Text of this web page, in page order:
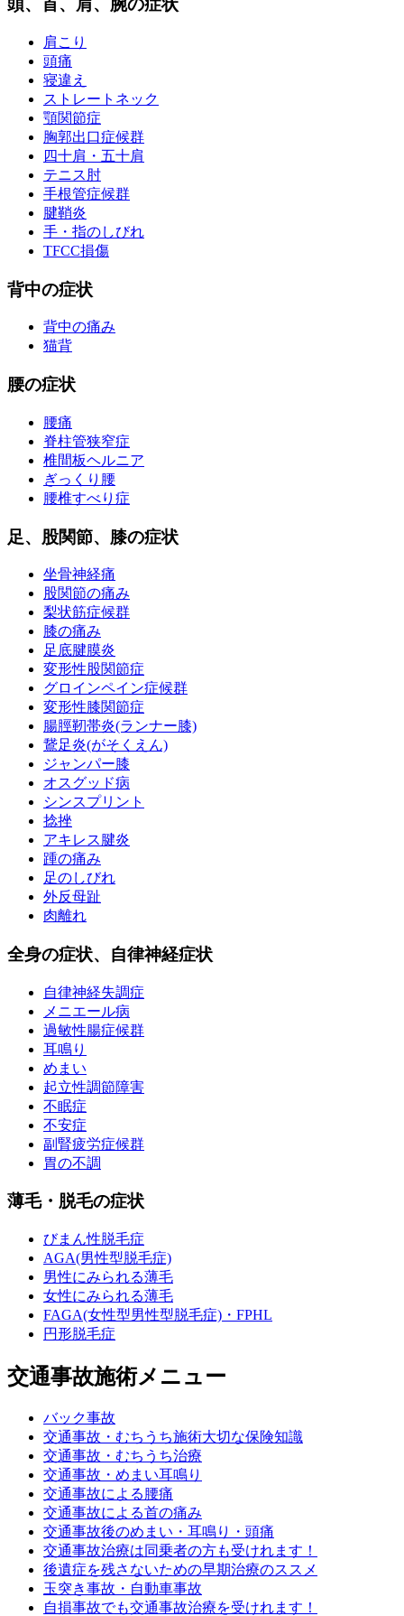
頭、首、肩、腕の症状
肩こり
頭痛
寝違え
ストレートネック
顎関節症
胸郭出口症候群
四十肩・五十肩
テニス肘
手根管症候群
腱鞘炎
手・指のしびれ
TFCC損傷
背中の症状
背中の痛み
猫背
腰の症状
腰痛
脊柱管狭窄症
椎間板ヘルニア
ぎっくり腰
腰椎すべり症
足、股関節、膝の症状
坐骨神経痛
股関節の痛み
梨状筋症候群
膝の痛み
足底腱膜炎
変形性股関節症
グロインペイン症候群
変形性膝関節症
腸脛靭帯炎(ランナー膝)
鵞足炎(がそくえん)
ジャンパー膝
オスグッド病
シンスプリント
捻挫
アキレス腱炎
踵の痛み
足のしびれ
外反母趾
肉離れ
全身の症状、自律神経症状
自律神経失調症
メニエール病
過敏性腸症候群
耳鳴り
めまい
起立性調節障害
不眠症
不安症
副腎疲労症候群
胃の不調
薄毛・脱毛の症状
びまん性脱毛症
AGA(男性型脱毛症)
男性にみられる薄毛
女性にみられる薄毛
FAGA(女性型男性型脱毛症)・FPHL
円形脱毛症
交通事故施術メニュー
バック事故
交通事故・むちうち施術大切な保険知識
交通事故・むちうち治療
交通事故・めまい耳鳴り
交通事故による腰痛
交通事故による首の痛み
交通事故後のめまい・耳鳴り・頭痛
交通事故治療は同乗者の方も受けれます！
後遺症を残さないための早期治療のススメ
玉突き事故・自動車事故
自損事故でも交通事故治療を受けれます！